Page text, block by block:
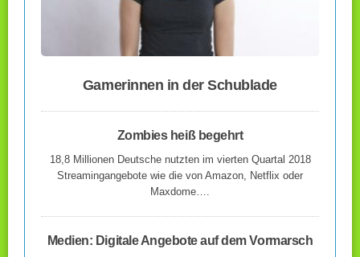
Gamerinnen in der Schublade
Zombies heiß begehrt
18,8 Millionen Deutsche nutzten im vierten Quartal 2018
Streamingangebote wie die von Amazon, Netflix oder
Maxdome….
Medien: Digitale Angebote auf dem Vormarsch